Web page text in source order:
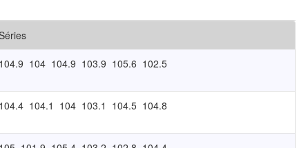
104.9 104 104.9 103.9 105.6 102.5
104.4 104.1 104 103.1 104.5 104.8